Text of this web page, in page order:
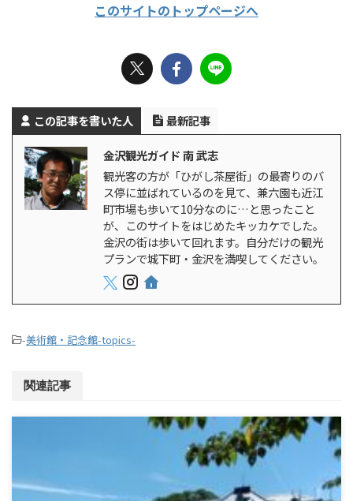
このサイトのトップページへ
この記事を書いた人 最新記事
金沢観光ガイド 南 武志
観光客の方が「ひがし茶屋街」の最寄りのバ
ス停に並ばれているのを見て、兼六園も近江
町市場も歩いて10分なのに…と思ったこと
が、このサイトをはじめたキッカケでした。
金沢の街は歩いて回れます。自分だけの観光
プランで城下町・金沢を満喫してください。
-美術館・記念館-topics-
関連記事